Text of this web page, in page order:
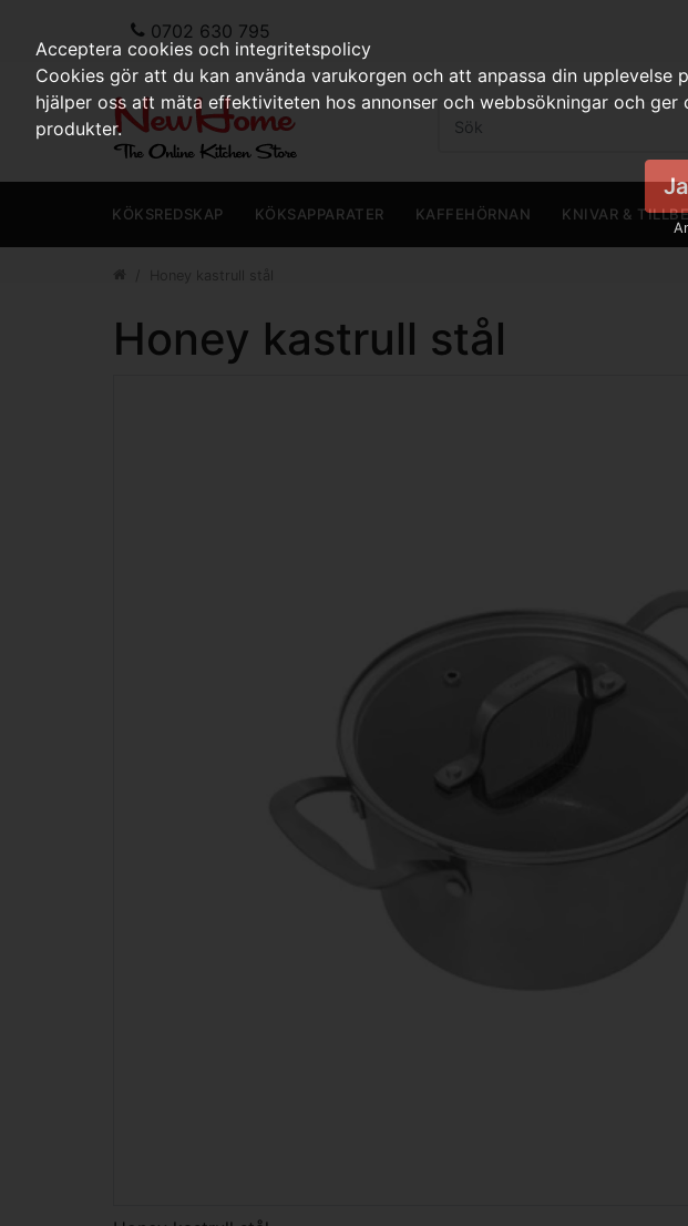
0702 630 795
KÖKSREDSKAP KÖKSAPPARATER KAFFEHÖRNAN KNIVAR &
Honey kastrull stål
Acceptera cookies och integritetspolicy
Cookies gör att du kan använda varukorgen och att anpassa din
hjälper oss att mäta effektiviteten hos annonser och webbsökningar och
produkter.